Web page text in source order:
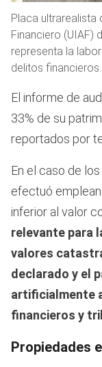
Placa ultrarealista
Financiero (UIAF)
representa la
delitos
El informe de
33% de su
reportados por
En el caso de
efectuó
inferior al valor
relevante para
valores
declarado y el
artificialmente
financieros y
Propiedades